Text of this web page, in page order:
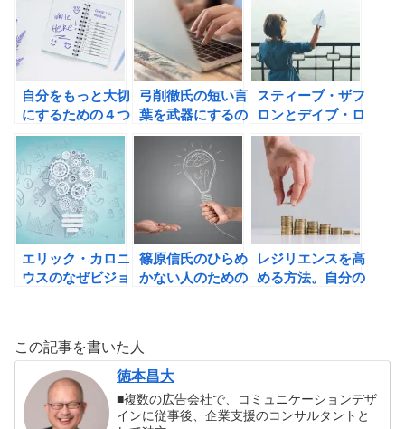
抜くための思考法
の書評
をショーン・エイ
カーから学ぶ。
自分をもっと大切
にするための４つ
のエクササイズ
弓削徹氏の短い言
葉を武器にするの
書評
スティーブ・ザフ
ロンとデイブ・ロ
ーガンのパフォー
マンスアップ３つ
の法則の書評
エリック・カロニ
ウスのなぜビジョ
脳科学で解き明か
すの書評
篠原信氏のひらめ
かない人のための
レジリエンスを高
める方法。自分の
この記事を書いた人
徳本昌大
■複数の広告会社で、コミュニケーションデザ
インに従事後、企業支援のコンサルタントと